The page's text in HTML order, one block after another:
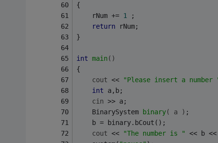
{
	rNum +=
1 ;
return rNum;
}
int main()
{
cout << "Please insert a number
int a,b;
cin >> a;
BinarySystem
binary( a ) ;
	b = binary.bCout();
cout << "The number is " << b <<